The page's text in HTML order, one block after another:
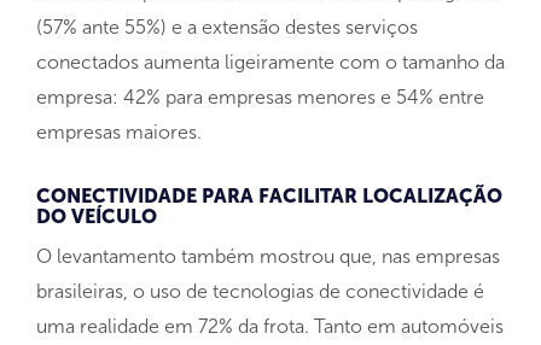
(57% ante 55%) e a extensão destes serviços
conectados aumenta ligeiramente com o tamanho da
empresa: 42% para empresas menores e 54% entre
empresas maiores.
CONECTIVIDADE PARA FACILITAR LOCALIZAÇÃO
DO VEÍCULO
O levantamento também mostrou que, nas empresas
brasileiras, o uso de tecnologias de conectividade é
uma realidade em 72% da frota. Tanto em automóveis